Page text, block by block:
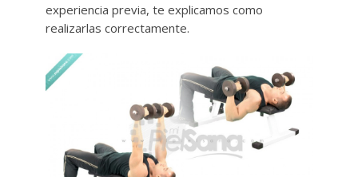
experiencia previa, te explicamos como
realizarlas correctamente.